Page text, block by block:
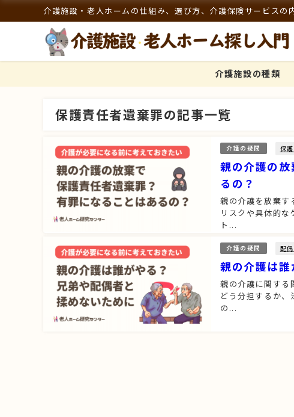
介護施設・老人ホームの仕組み、選び方、介護保険サービス
介護施設の種類
保護責任者遺棄罪の記事一覧
介護の疑問 保
親の介護の
るの？
親の介護を放棄す
リスクや具体的
ト...
介護の疑問 配
親の介護は
親の介護に関する
どう分担するか
の...